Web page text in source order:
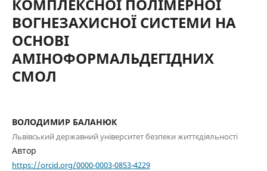
КОМПЛЕКСНОЇ ПОЛІМЕРНОЇ
ВОГНЕЗАХИСНОЇ СИСТЕМИ НА
ОСНОВІ
АМІНОФОРМАЛЬДЕГІДНИХ
СМОЛ
ВОЛОДИМИР БАЛАНЮК
Львівський державний університет безпеки життєдіяльності
Автор
https://orcid.org/0000-0003-0853-4229